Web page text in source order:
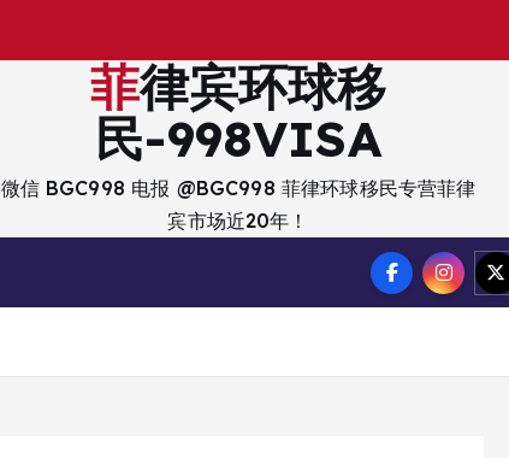
菲律宾环球移
民-998VISA
微信 BGC998 电报 @BGC998 菲律环球移民专营菲律
宾市场近20年！